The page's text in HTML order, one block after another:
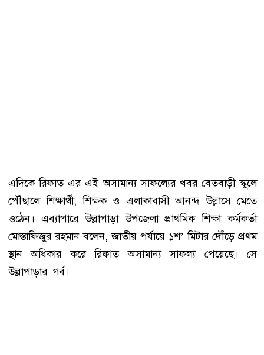
এদিকে রিফাত এর এই অসামান্য সাফল্যের খবর বেতবাড়ী স্কুলে
পৌঁছালে শিক্ষার্থী, শিক্ষক ও এলাকাবাসী আনন্দ উল্লাসে মেতে
ওঠেন। এব্যাপারে উল্লাপাড়া উপজেলা প্রাথমিক শিক্ষা কর্মকর্তা
মোস্তাফিজুর রহমান বলেন, জাতীয় পর্যায়ে ১শ’ মিটার দৌঁড়ে প্রথম
স্থান অধিকার করে রিফাত অসামান্য সাফল্য পেয়েছে। সে
উল্লাপাড়ার গর্ব।